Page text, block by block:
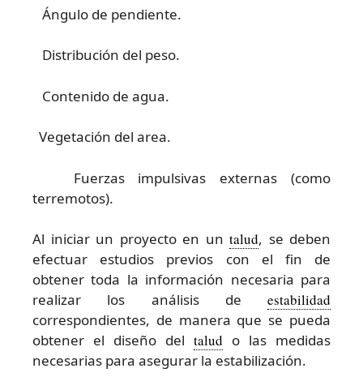
Ángulo de pendiente.
Distribución del peso.
Contenido de agua.
Vegetación del area.
Fuerzas impulsivas externas (como
terremotos).
Al iniciar un proyecto en un talud, se deben
efectuar estudios previos con el fin de
obtener toda la información necesaria para
realizar los análisis de estabilidad
correspondientes, de manera que se pueda
obtener el diseño del talud o las medidas
necesarias para asegurar la estabilización.